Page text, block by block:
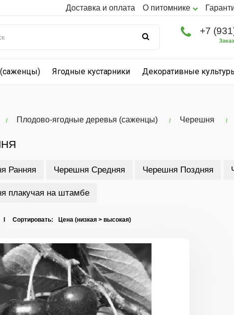
Доставка и оплата О питомнике
+7
Ягодные кустарники Декоративные
Плодово-ягодные деревья (саженцы) Черешня
Ранняя Черешня Средняя Черешня Поздняя
плакучая на штамбе
I Сортировать: